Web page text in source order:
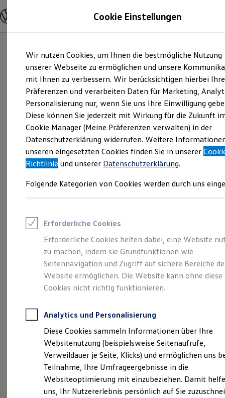
Hauptinhalt
springen
Footer
springen
Modelle und Konfigurator
Modelle vergleichen
Elektroautos
ENERGY Sondermodelle
Nutzfahrzeuge
SUV und CUV
Familienautos
Kombis
Kompaktwagen
Sportwagen
Schnell verfügbare Fahrzeuge
Angebote und Produkte
Aktuelle Angebote
E-Auto-Förderung
Volkswagen Marktplatz
Junge Gebrauchtwagen und Gebrauchtwagen
Saisonangebote
Leasing
Leasing-Angebote
Gebrauchtwagen Leasing
Junge Gebrauchtwagen-Leasing
Elektroauto Leasing
Kleinwagen-Leasing
Leasing ohne Anzahlung
Autokredit mit Schlussrate
Versicherungen und Garantien
Kfz-Versicherung
Restschuldversicherungen
Garantien
Wartungsverträge
Geschäftskunden
Professional Class bei Volkswagen
Großkunden
Behörden
100 Jahre
Fleischhauer -
Erfahren Sie
Kompetenz rund um
Ihr Fahrzeug!
Cookie Einstellungen
Wir nutzen Cookies, um Ihnen die bestmögliche Nutzung
unserer Webseite zu ermöglichen und unsere
mit Ihnen zu verbessern. Wir berücksichtigen hierbei Ihre
Präferenzen und verarbeiten Daten für Marketing,
Personalisierung nur, wenn Sie uns Ihre Einwilligung
Diese können Sie jederzeit mit Wirkung für die Zukunft
Cookie Manager (Meine Präferenzen verwalten) in der
Datenschutzerklärung widerrufen. Weitere
unseren eingesetzten Cookies finden Sie in unserer
Richtlinie und unserer Datenschutzerklärung.
Folgende Kategorien von Cookies werden durch uns
Erforderliche Cookies
Erforderliche Cookies helfen dabei, eine Website
zu machen, indem sie Grundfunktionen wie
Seitennavigation und Zugriff auf sichere Bereiche
Website ermöglichen. Die Website kann ohne diese
Cookies nicht richtig funktionieren.
Analytics und Personalisierung
Diese Cookies sammeln Informationen über Ihre
Websitenutzung (beispielsweise Seitenaufrufe,
Verweildauer je Seite, Klicks) und ermöglichen uns
Teilnahme, Ihre Umfrageergebnisse in die
Websiteoptimierung mit einzubeziehen. Damit
uns, Ihr Nutzererlebnis persönlich auf Sie